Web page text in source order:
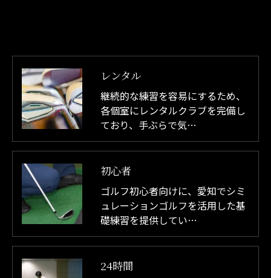
レンタル
継続的な練習を容易にするため、
各個室にレンタルクラブを完備し
ており、手ぶらで気…
初心者
ゴルフ初心者向けに、愛知でシミ
ュレーションゴルフを活用した基
礎練習を提供してい…
24時間